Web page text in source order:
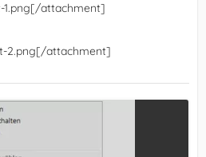
1.png[/attachment]
2.png[/attachment]